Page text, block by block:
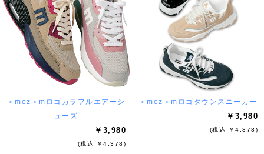
＜moz＞mロゴカラフルエアーシ
ューズ
￥3,980
(税込 ￥4,378)
＜moz＞mロゴタウンスニーカー
￥3,980
(税込 ￥4,378)